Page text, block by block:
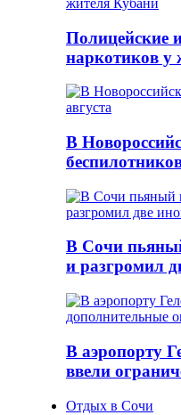
Полицейские
наркотиков у
В
В Сочи
и разгромил
В аэропорту
ввели
Отдых в Сочи